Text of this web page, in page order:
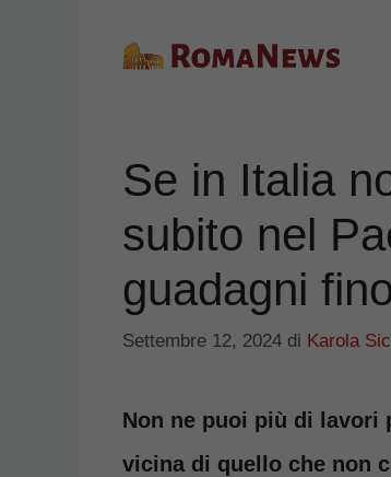
Se in Italia
subito nel
guadagni
Settembre 12, 2024 di Karola
Non ne puoi più di lavori
vicina di quello che non